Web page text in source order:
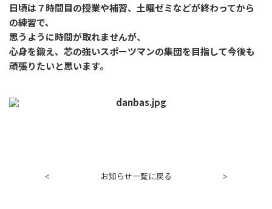
日頃は７時間目の授業や補習、土曜ゼミなどが終わってから
の練習で、
思うように時間が取れませんが、
心身を鍛え、芯の強いスポーツマンの集団を目指して今後も
頑張りたいと思います。
< お知らせ一覧に戻る >